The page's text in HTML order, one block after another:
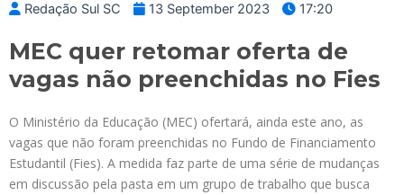
Redação Sul SC 13 September 2023 17:20
MEC quer retomar oferta de
vagas não preenchidas no Fies
O Ministério da Educação (MEC) ofertará, ainda este ano, as
vagas que não foram preenchidas no Fundo de Financiamento
Estudantil (Fies). A medida faz parte de uma série de mudanças
em discussão pela pasta em um grupo de trabalho que busca